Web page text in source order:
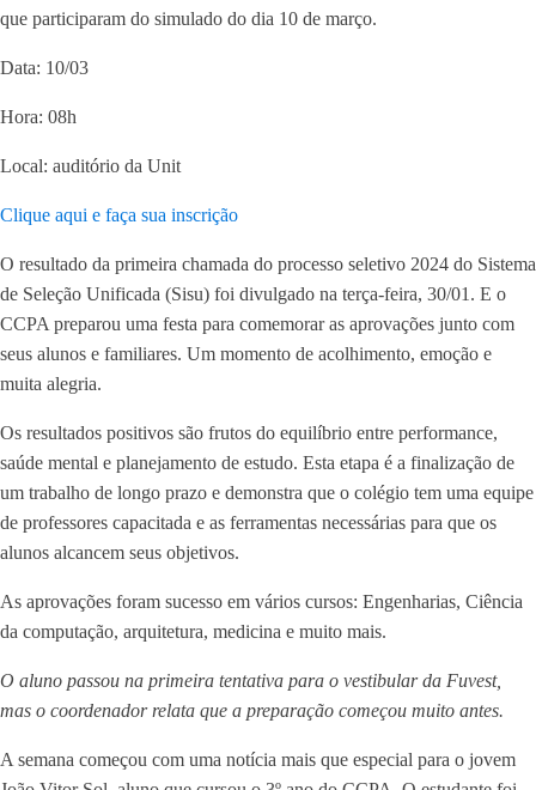
que participaram do simulado do dia 10 de março.
Data: 10/03
Hora: 08h
Local: auditório da Unit
Clique aqui e faça sua inscrição
O resultado da primeira chamada do processo seletivo 2024 do Sistema
de Seleção Unificada (Sisu) foi divulgado na terça-feira, 30/01. E o
CCPA preparou uma festa para comemorar as aprovações junto com
seus alunos e familiares. Um momento de acolhimento, emoção e
muita alegria.
Os resultados positivos são frutos do equilíbrio entre performance,
saúde mental e planejamento de estudo. Esta etapa é a finalização de
um trabalho de longo prazo e demonstra que o colégio tem uma equipe
de professores capacitada e as ferramentas necessárias para que os
alunos alcancem seus objetivos.
As aprovações foram sucesso em vários cursos: Engenharias, Ciência
da computação, arquitetura, medicina e muito mais.
O aluno passou na primeira tentativa para o vestibular da Fuvest,
mas o coordenador relata que a preparação começou muito antes.
A semana começou com uma notícia mais que especial para o jovem